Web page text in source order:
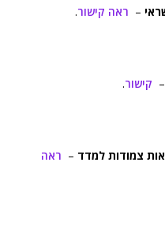
– ראה קישור.
– קישור.
צמודות למדד – ראה